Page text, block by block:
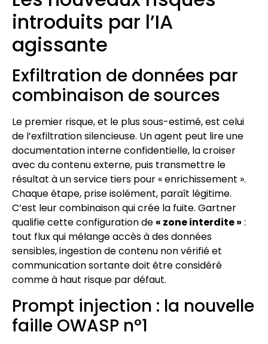
introduits par l’IA
agissante
Exfiltration de données par
combinaison de sources
Le premier risque, et le plus sous-estimé, est celui
de l’exfiltration silencieuse. Un agent peut lire une
documentation interne confidentielle, la croiser
avec du contenu externe, puis transmettre le
résultat à un service tiers pour « enrichissement ».
Chaque étape, prise isolément, paraît légitime.
C’est leur combinaison qui crée la fuite. Gartner
qualifie cette configuration de « zone interdite » :
tout flux qui mélange accès à des données
sensibles, ingestion de contenu non vérifié et
communication sortante doit être considéré
comme à haut risque par défaut.
Prompt injection : la nouvelle
faille OWASP n°1